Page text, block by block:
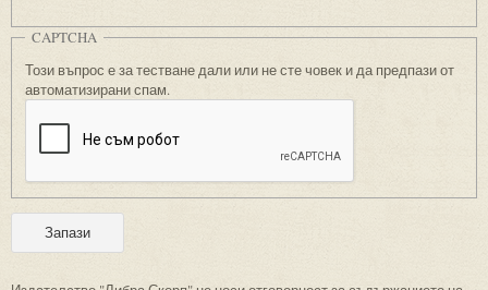
CAPTCHA
Този въпрос е за тестване дали или не сте човек и да предпази от
автоматизирани спам.